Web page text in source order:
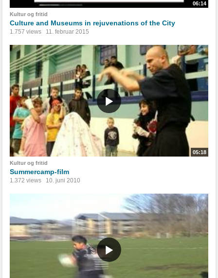
06:14
Kultur og fritid
Culture and Museums in rejuvenations of the City
1.757 views 11. februar 2015
05:18
Kultur og fritid
Summercamp-film
1.372 views 10. juni 2010